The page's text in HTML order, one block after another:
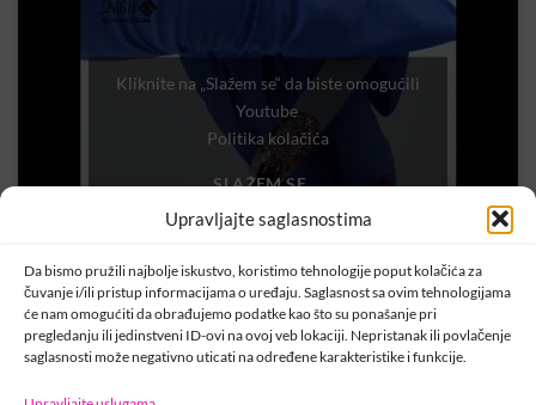
Upravljajte saglasnostima
Da bismo pružili najbolje iskustvo, koristimo tehnologije poput kolačića za
čuvanje i/ili pristup informacijama o uređaju. Saglasnost sa ovim tehnologijama
će nam omogućiti da obrađujemo podatke kao što su ponašanje pri
pregledanju ili jedinstveni ID-ovi na ovoj veb lokaciji. Nepristanak ili povlačenje
saglasnosti može negativno uticati na određene karakteristike i funkcije.
Kliknite na „Slažem se“ da biste omogućili
Youtube
Politika kolačića
SLAŽEM SE